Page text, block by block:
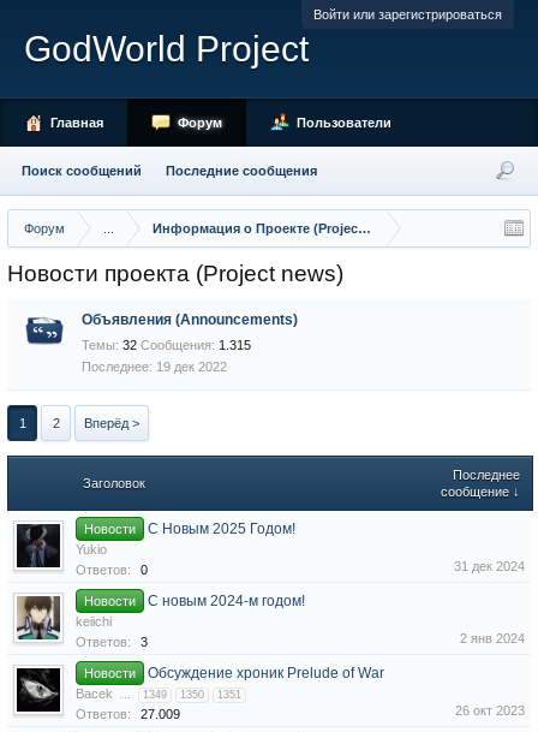
Войти или зарегистрироваться
Форум Информация о Проекте (Project Info)
Новости проекта (Project news)
Объявления (Announcements)
Темы: 32 Сообщения: 1.315
19 дек 2022
1 2 Вперёд >
Заголовок
Последнее
сообщение ↓
Новости С Новым 2025 Годом!
Yukio
Ответов:
0 31 дек 2024
Новости С новым 2024-м годом!
keiichi
Ответов:
3 2 янв 2024
Новости Обсуждение хроник Prelude of War
Bacek ... 1349 1350 1351
Ответов: 27.009 26 окт 2023
GodWorld Project
Главная Форум
Поиск сообщений Последние сообщения
Пользователи